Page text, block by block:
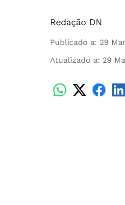
Redação DN
Publicado a: 29
Atualizado a: 29